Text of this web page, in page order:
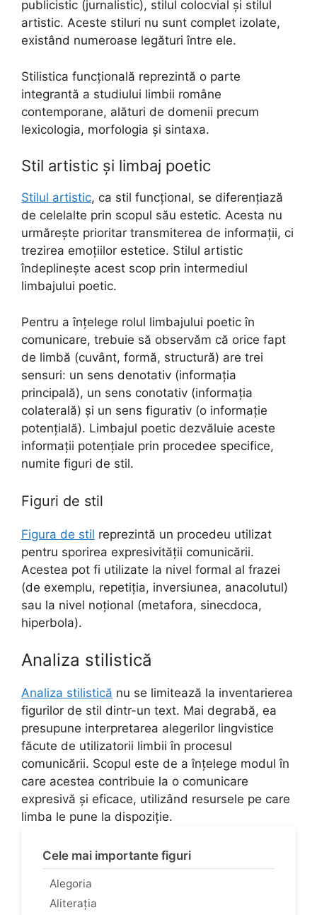
publicistic (jurnalistic), stilul colocvial și stilul
artistic. Aceste stiluri nu sunt complet izolate,
existând numeroase legături între ele.
Stilistica funcțională reprezintă o parte
integrantă a studiului limbii române
contemporane, alături de domenii precum
lexicologia, morfologia și sintaxa.
Stil artistic și limbaj poetic
Stilul artistic, ca stil funcțional, se diferențiază
de celelalte prin scopul său estetic. Acesta nu
urmărește prioritar transmiterea de informații, ci
trezirea emoțiilor estetice. Stilul artistic
îndeplinește acest scop prin intermediul
limbajului poetic.
Pentru a înțelege rolul limbajului poetic în
comunicare, trebuie să observăm că orice fapt
de limbă (cuvânt, formă, structură) are trei
sensuri: un sens denotativ (informația
principală), un sens conotativ (informația
colaterală) și un sens figurativ (o informație
potențială). Limbajul poetic dezvăluie aceste
informații potențiale prin procedee specifice,
numite figuri de stil.
Figuri de stil
Figura de stil reprezintă un procedeu utilizat
pentru sporirea expresivității comunicării.
Acestea pot fi utilizate la nivel formal al frazei
(de exemplu, repetiția, inversiunea, anacolutul)
sau la nivel noțional (metafora, sinecdoca,
hiperbola).
Analiza stilistică
Analiza stilistică nu se limitează la inventarierea
figurilor de stil dintr-un text. Mai degrabă, ea
presupune interpretarea alegerilor lingvistice
făcute de utilizatorii limbii în procesul
comunicării. Scopul este de a înțelege modul în
care acestea contribuie la o comunicare
expresivă și eficace, utilizând resursele pe care
limba le pune la dispoziție.
Cele mai importante figuri
Alegoria
Aliterația